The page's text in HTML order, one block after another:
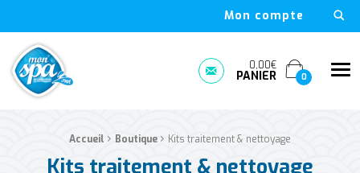
Mon compte
Mon Spa Spa sur-mesure, nage, bulle et boutique en ligne à
Prendre rendez-vous
0,00€
PANIER 0
Fil d'Ariane :Accueil › Boutique › Kits traitement & nettoyage
Kits traitement & nettoyage